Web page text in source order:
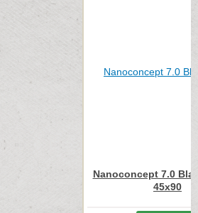
Nanoconcept 7.0
45x90